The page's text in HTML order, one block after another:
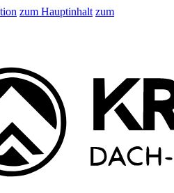
zum Hauptinhalt zum